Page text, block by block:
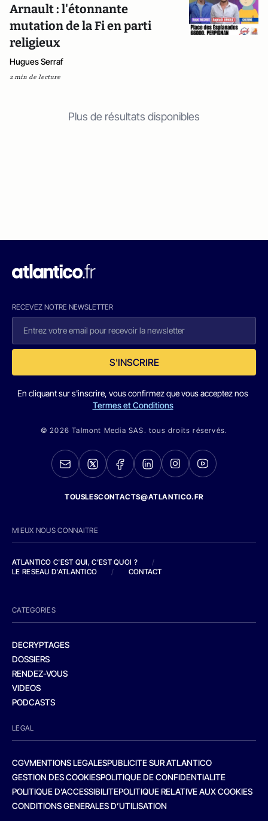
Arnault : l'étonnante
mutation de la Fi en parti
religieux
Hugues Serraf
2 min de lecture
Plus de résultats disponibles
RECEVEZ NOTRE NEWSLETTER
S'INSCRIRE
En cliquant sur s'inscrire, vous confirmez que vous acceptez nos
Termes et Conditions
© 2026 Talmont Media SAS. tous droits réservés.
TOUSLESCONTACTS@ATLANTICO.FR
MIEUX NOUS CONNAITRE
ATLANTICO C'EST QUI, C'EST QUOI ?
/
LE RESEAU D'ATLANTICO
/ CONTACT
CATEGORIES
DECRYPTAGES
DOSSIERS
RENDEZ-VOUS
VIDEOS
PODCASTS
LEGAL
CGVMENTIONS LEGALESPUBLICITE SUR ATLANTICO
GESTION DES COOKIESPOLITIQUE DE CONFIDENTIALITE
POLITIQUE D’ACCESSIBILITEPOLITIQUE RELATIVE AUX COOKIES
CONDITIONS GENERALES D’UTILISATION